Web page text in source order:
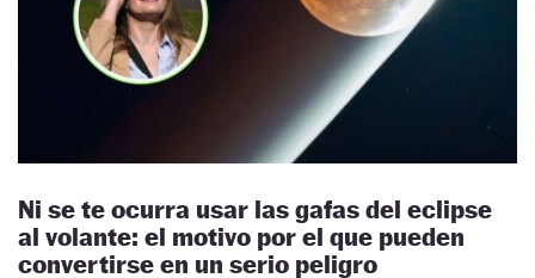
Ni se te ocurra usar las gafas del eclipse
al volante: el motivo por el que pueden
convertirse en un serio peligro